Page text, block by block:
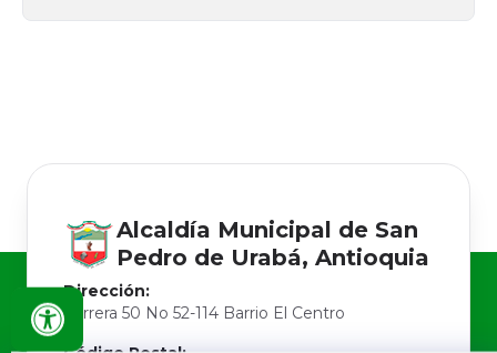
Alcaldía Municipal de San
Pedro de Urabá, Antioquia
Dirección:
Carrera 50 No 52-114 Barrio El Centro